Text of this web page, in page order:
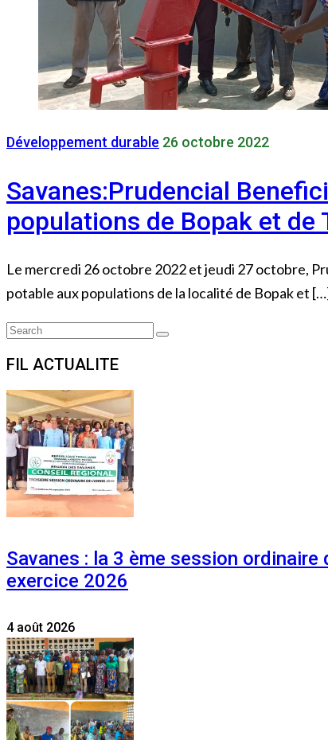
Développement durable 26 octobre 2022
Savanes:Prudencial
populations de Bopak et de
Le mercredi 26 octobre 2022 et jeudi 27 octobre,
potable aux populations de la localité de Bopak et
Search
Search
FIL ACTUALITE
Savanes : la 3 ème session ordinaire
exercice 2026
4 août 2026